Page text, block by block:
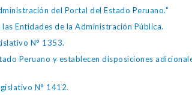
del Portal del Estado Peruano."
Entidades de la Administración Pública.
N° 1353.
Peruano y establecen disposiciones
N° 1412.